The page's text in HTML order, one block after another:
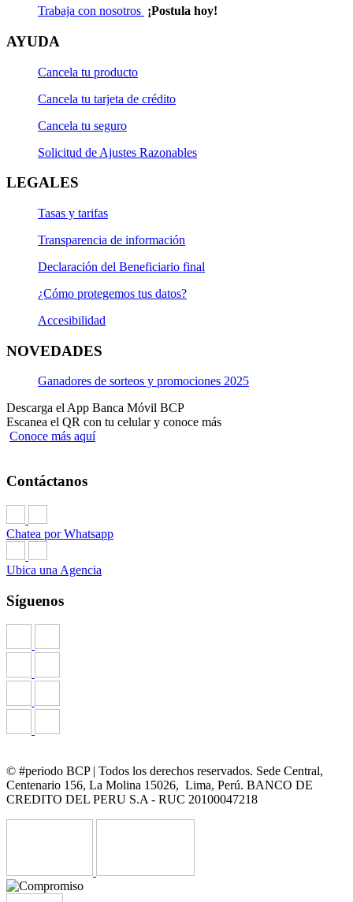
Trabaja con nosotros ¡Postula hoy!
AYUDA
Cancela tu producto
Cancela tu tarjeta de crédito
Cancela tu seguro
Solicitud de Ajustes Razonables
LEGALES
Tasas y tarifas
Transparencia de información
Declaración del Beneficiario final
¿Cómo protegemos tus datos?
Accesibilidad
NOVEDADES
Ganadores de sorteos y promociones 2025
Descarga el App Banca Móvil BCP
Escanea el QR con tu celular y conoce más
Conoce más aquí
Contáctanos
Chatea por Whatsapp
Ubica una Agencia
Síguenos
© #periodo BCP | Todos los derechos reservados. Sede Central,
Centenario 156, La Molina 15026, Lima, Perú. BANCO DE
CREDITO DEL PERU S.A - RUC 20100047218